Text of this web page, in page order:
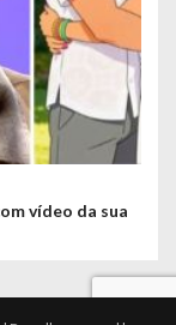
vídeo da sua